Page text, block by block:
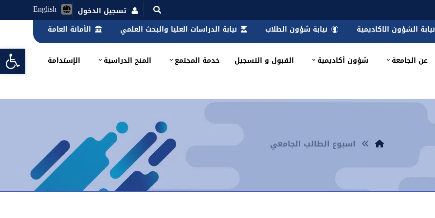
English
تسجيل الدخول
نيابة الشؤون الاكاديمية
نيابة شؤون الطلاب نيابة الدراسات العليا والبحث العلمي الأمانة العامة
عن الجامعة شؤون أكاديمية القبول و التسجيل خدمة المجتمع المنح الدراسية الإستدامة
اسبوع الطالب الجامعي